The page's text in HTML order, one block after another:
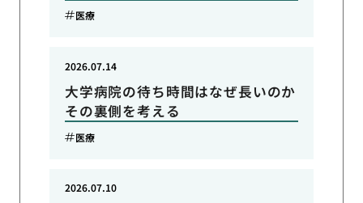
医療
大学病院の待ち時間はなぜ長いのか
その裏側を考える
2026.07.14
医療
2026.07.10